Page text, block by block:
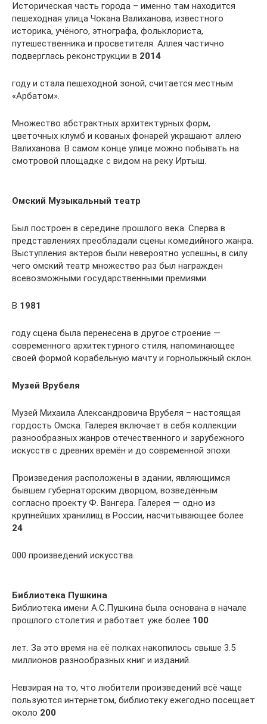
Историческая часть города – именно там находится
пешеходная улица Чокана Валиханова, известного
историка, учёного, этнографа, фольклориста,
путешественника и просветителя. Аллея частично
подверглась реконструкции в 2014
году и стала пешеходной зоной, считается местным
«Арбатом».
Множество абстрактных архитектурных форм,
цветочных клумб и кованых фонарей украшают аллею
Валиханова. В самом конце улице можно побывать на
смотровой площадке с видом на реку Иртыш.
Омский Музыкальный театр
Был построен в середине прошлого века. Сперва в
представлениях преобладали сцены комедийного жанра.
Выступления актеров были невероятно успешны, в силу
чего омский театр множество раз был награжден
всевозможными государственными премиями.
В 1981
году сцена была перенесена в другое строение —
современного архитектурного стиля, напоминающее
своей формой корабельную мачту и горнолыжный склон.
Музей Врубеля
Музей Михаила Александровича Врубеля – настоящая
гордость Омска. Галерея включает в себя коллекции
разнообразных жанров отечественного и зарубежного
искусств с древних времён и до современной эпохи.
Произведения расположены в здании, являющимся
бывшем губернаторским дворцом, возведённым
согласно проекту Ф. Вангера. Галерея — одно из
крупнейших хранилищ в России, насчитывающее более
24
000 произведений искусства.
Библиотека Пушкина
Библиотека имени А.С.Пушкина была основана в начале
прошлого столетия и работает уже более 100
лет. За это время на её полках накопилось свыше 3.5
миллионов разнообразных книг и изданий.
Невзирая на то, что любители произведений всё чаще
пользуются интернетом, библиотеку ежегодно посещает
около 200